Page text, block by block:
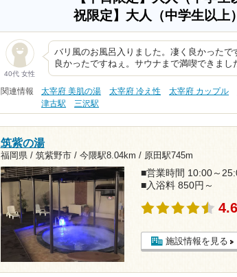
祝限定】大人（中学生以上
40代 女性
バリ風のお風呂入りました。凄く良かった
良かったですねぇ。サウナまで満喫できまし
関連情報 太宰府 美肌の湯 太宰府 冷え性 太宰府 カップル
津古駅
三沢駅
筑紫の湯
福岡県 / 筑紫野市 / 今隈駅8.04km / 原田駅745m
■営業時間 10:00～
■入浴料 850円～
施設情報を見る